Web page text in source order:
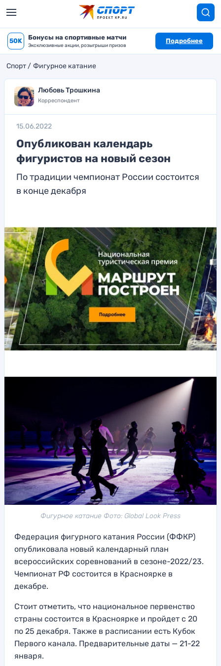
50K Бонусы на спортивные матчи
Эксклюзивные акции, розыгрыши призов
Подробнее
Спорт Фигурное катание
Любовь Трошкина
Корреспондент
15.06.2022
Опубликован календарь
фигуристов на новый сезон
По традиции чемпионат России состоится
в конце декабря
Фигурное катание Фото: Global Look Press
Федерация фигурного катания России (ФФКР)
опубликовала новый календарный план
всероссийских соревнований в сезоне-2022/23.
Чемпионат РФ состоится в Красноярке в
декабре.
Стоит отметить, что национальное первенство
страны состоится в Красноярке и пройдет с 20
по 25 декабря. Также в расписании есть Кубок
Первого канала. Предварительные даты — 21-22
января.